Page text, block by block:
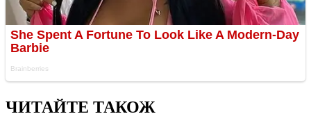
ЧИТАЙТЕ ТАКОЖ